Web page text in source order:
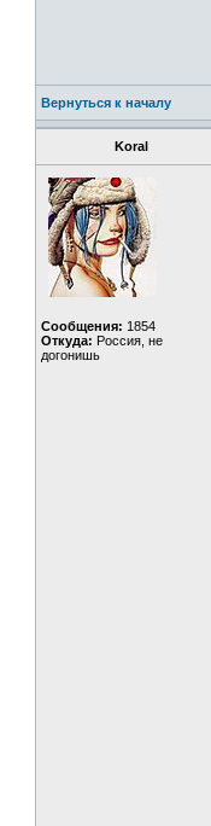
Вернуться к началу
Koral
Сообщения: 1854
Откуда: Россия, не
догонишь